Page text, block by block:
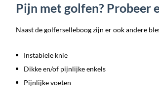
Pijn met golfen? Probeer
Naast de golferselleboog zijn er ook andere
Instabiele knie
Dikke en/of pijnlijke enkels
Pijnlijke voeten